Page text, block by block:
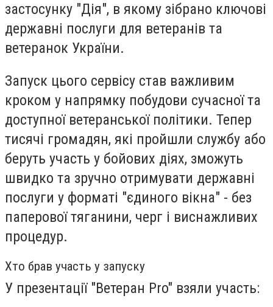
застосунку "Дія", в якому зібрано ключові
державні послуги для ветеранів та
ветеранок України.
Запуск цього сервісу став важливим
кроком у напрямку побудови сучасної та
доступної ветеранської політики. Тепер
тисячі громадян, які пройшли службу або
беруть участь у бойових діях, зможуть
швидко та зручно отримувати державні
послуги у форматі "єдиного вікна" - без
паперової тяганини, черг і виснажливих
процедур.
Хто брав участь у запуску
У презентації "Ветеран Pro" взяли участь: